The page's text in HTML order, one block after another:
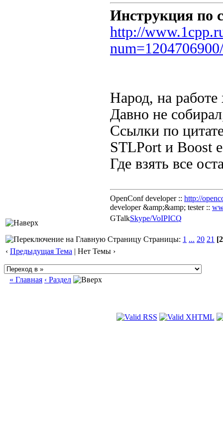
Инструкция по
http://
Народ, на
Давно не
Ссылки по
STLPort и Boost
Где взять все
OpenConf developer :: http://
developer &amp;&amp; tester ::
GTalkSkype/VoIPICQ
Страницы: 1 ... 20 21
‹ Предыдущая Тема | Нет Темы ›
« Главная ‹ Раздел